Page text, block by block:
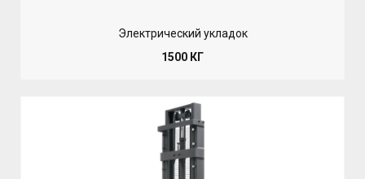
Электрический укладок
1500 КГ